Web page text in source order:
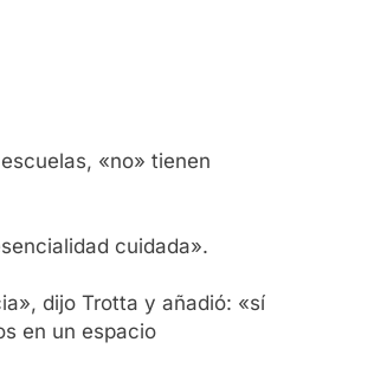
«no» tienen
cuidada».
dijo Trotta y añadió: «sí
en un espacio